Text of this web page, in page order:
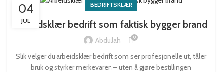
04
JUL
BEDRIFTSKLÆR
Arbeidsklær bedrift som faktisk bygger brand
Abdullah 0
Slik velger du arbeidsklær bedrift som ser profesjonelle ut, tåler
bruk og styrker merkevaren – uten å gjøre bestillingen